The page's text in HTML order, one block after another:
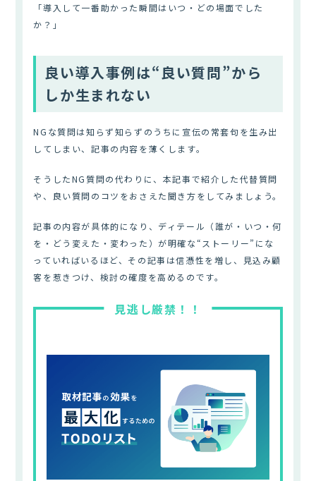
「導入して一番助かった瞬間はいつ・どの場面でした
か？」
良い導入事例は“良い質問”から
しか生まれない
NGな質問は知らず知らずのうちに宣伝の常套句を生み出
してしまい、記事の内容を薄くします。
そうしたNG質問の代わりに、本記事で紹介した代替質問
や、良い質問のコツをおさえた聞き方をしてみましょう。
記事の内容が具体的になり、ディテール（誰が・いつ・何
を・どう変えた・変わった）が明確な“ストーリー”にな
っていればいるほど、その記事は信憑性を増し、見込み顧
客を惹きつけ、検討の確度を高めるのです。